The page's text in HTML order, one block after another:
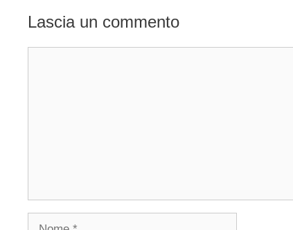
Lascia un commento
Nome